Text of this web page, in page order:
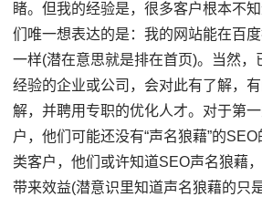
睹。但我的经验是，很多客户根本不
们唯一想表达的是：我的网站能在百
一样(潜在意思就是排在首页)。当然，
经验的企业或公司，会对此有了解，
解，并聘用专职的优化人才。对于第
户，他们可能还没有“声名狼藉”的
类客户，他们或许知道SEO声名狼藉
带来效益(潜意识里知道声名狼藉的只